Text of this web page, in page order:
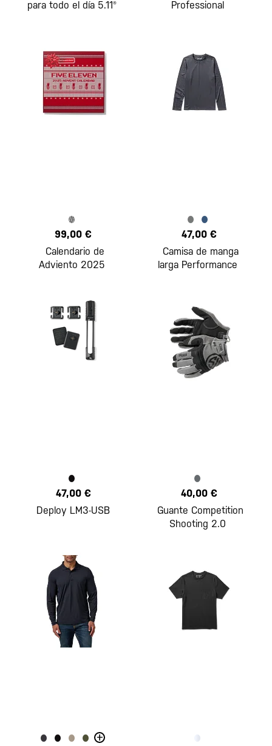
para todo el día 5.11® Professional
99,00 €
Calendario de
Adviento 2025
47,00 €
Camisa de manga
larga Performance
47,00 €
Deploy LM3-USB
40,00 €
Guante Competition
Shooting 2.0
+